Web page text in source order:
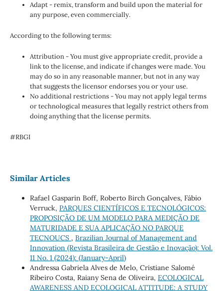
Adapt - remix, transform and build upon the material for
any purpose, even commercially.
According to the following terms:
Attribution - You must give appropriate credit, provide a
link to the license, and indicate if changes were made. You
may do so in any reasonable manner, but not in any way
that suggests the licensor endorses you or your use.
No additional restrictions - You may not apply legal terms
or technological measures that legally restrict others from
doing anything that the license permits.
#RBGI
Similar Articles
Rafael Gasparin Boff, Roberto Birch Gonçalves, Fábio
Verruck, PARQUES CIENTÍFICOS E TECNOLÓGICOS:
PROPOSIÇÃO DE UM MODELO PARA MEDIÇÃO DE
MATURIDADE E SUA APLICAÇÃO NO PARQUE
TECNOUCS , Brazilian Journal of Management and
Innovation (Revista Brasileira de Gestão e Inovação): Vol.
11 No. 1 (2024): (January-April)
Andressa Gabriela Alves de Melo, Cristiane Salomé
Ribeiro Costa, Raiany Sena de Oliveira, ECOLOGICAL
AWARENESS AND ECOLOGICAL ATTITUDE: A STUDY